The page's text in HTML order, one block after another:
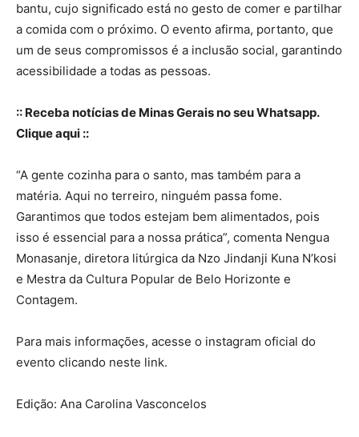
bantu, cujo significado está no gesto de comer e partilhar
a comida com o próximo. O evento afirma, portanto, que
um de seus compromissos é a inclusão social, garantindo
acessibilidade a todas as pessoas.
:: Receba notícias de Minas Gerais no seu Whatsapp.
Clique aqui ::
“A gente cozinha para o santo, mas também para a
matéria. Aqui no terreiro, ninguém passa fome.
Garantimos que todos estejam bem alimentados, pois
isso é essencial para a nossa prática”, comenta Nengua
Monasanje, diretora litúrgica da Nzo Jindanji Kuna N’kosi
e Mestra da Cultura Popular de Belo Horizonte e
Contagem.
Para mais informações, acesse o instagram oficial do
evento clicando neste link.
Edição: Ana Carolina Vasconcelos